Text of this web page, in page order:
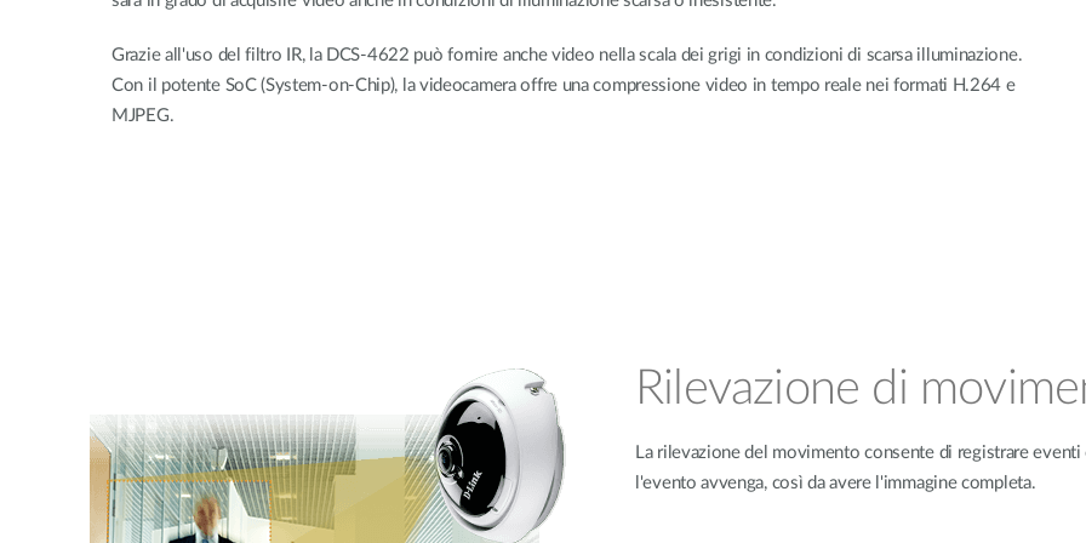
Grazie all'uso del filtro IR, la DCS-4622 può fornire anche video nella scala dei grigi in condizioni di scarsa illuminazione.
Con il potente SoC (System-on-Chip), la videocamera offre una compressione video in tempo reale nei formati H.264 e
MJPEG.
Rilevazione di
La rilevazione del movimento consente di registrare
l'evento avvenga, così da avere l'immagine completa.